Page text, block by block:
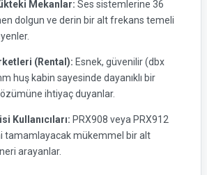
Mekanlar: Ses sistemlerine 36
dolgun ve derin bir alt frekans temeli
(Rental): Esnek, güvenilir (dbx
huş kabin sayesinde dayanıklı bir
ihtiyaç duyanlar.
Kullanıcıları: PRX908 veya PRX912
tamamlayacak mükemmel bir alt
arayanlar.